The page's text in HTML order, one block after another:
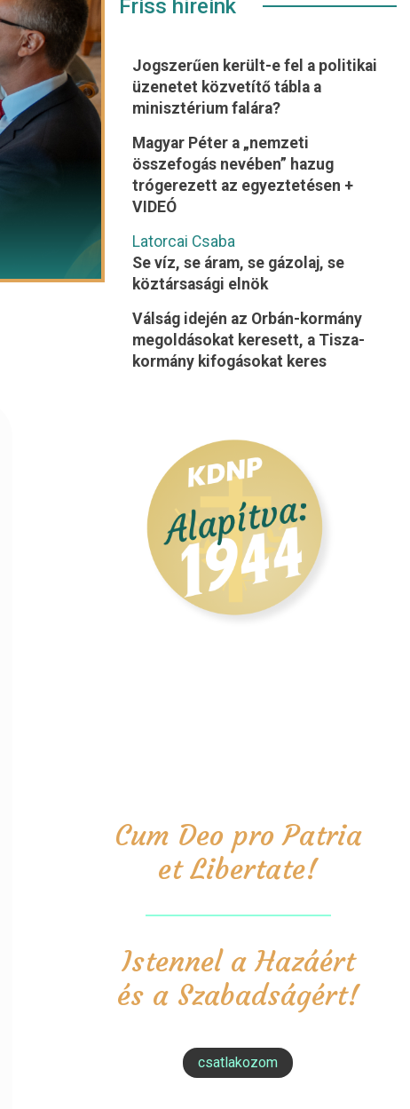
Friss híreink
Jogszerűen került-e fel a politikai
üzenetet közvetítő tábla a
minisztérium falára?
Magyar Péter a „nemzeti
összefogás nevében” hazug
trógerezett az egyeztetésen +
VIDEÓ
Latorcai Csaba
Se víz, se áram, se gázolaj, se
köztársasági elnök
Válság idején az Orbán-kormány
megoldásokat keresett, a Tisza-
kormány kifogásokat keres
Cum Deo pro Patria
et Libertate!
Istennel a Hazáért
és a Szabadságért!
csatlakozom